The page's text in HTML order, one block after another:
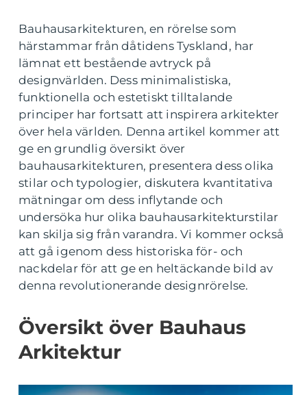
Bauhausarkitekturen, en rörelse som
härstammar från dåtidens Tyskland, har
lämnat ett bestående avtryck på
designvärlden. Dess minimalistiska,
funktionella och estetiskt tilltalande
principer har fortsatt att inspirera arkitekter
över hela världen. Denna artikel kommer att
ge en grundlig översikt över
bauhausarkitekturen, presentera dess olika
stilar och typologier, diskutera kvantitativa
mätningar om dess inflytande och
undersöka hur olika bauhausarkitekturstilar
kan skilja sig från varandra. Vi kommer också
att gå igenom dess historiska för- och
nackdelar för att ge en heltäckande bild av
denna revolutionerande designrörelse.
Översikt över Bauhaus
Arkitektur